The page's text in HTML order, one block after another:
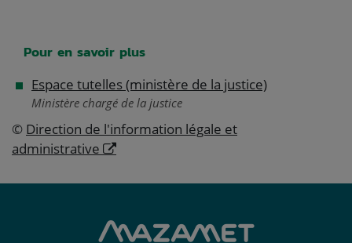
Pour en savoir plus
Espace tutelles (ministère de la justice)
Ministère chargé de la justice
© Direction de l'information légale et
administrative